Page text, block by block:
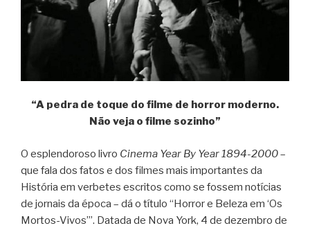
“A pedra de toque do filme de horror moderno.
Não veja o filme sozinho”
O esplendoroso livro Cinema Year By Year 1894-2000–
que fala dos fatos e dos filmes mais importantes da
História em verbetes escritos como se fossem notícias
de jornais da época – dá o título “Horror e Beleza em ‘Os
Mortos-Vivos’”. Datada de Nova York, 4 de dezembro de